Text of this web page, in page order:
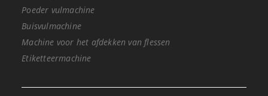
Poeder vulmachine
Buisvulmachine
Machine voor het afdekken van flessen
Etiketteermachine